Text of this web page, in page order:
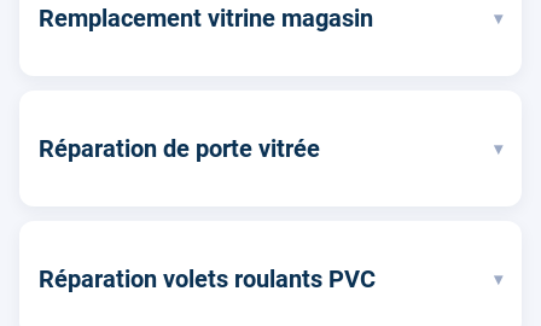
Remplacement vitrine magasin ▾
Réparation de porte vitrée ▾
Réparation volets roulants PVC ▾